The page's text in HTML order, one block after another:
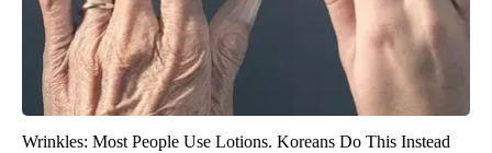
Wrinkles: Most People Use Lotions. Koreans Do This Instead